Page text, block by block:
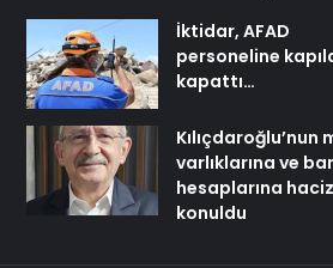
İktidar, AFAD
personeline
kapattı…
Kılıçdaroğlu’nun
varlıklarına ve
hesaplarına haciz
konuldu